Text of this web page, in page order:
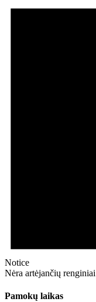
Notice
Nėra artėjančių renginiai
Pamokų laikas